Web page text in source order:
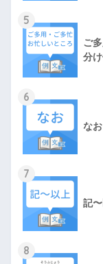
5
ご
分
6
な
7
記
8